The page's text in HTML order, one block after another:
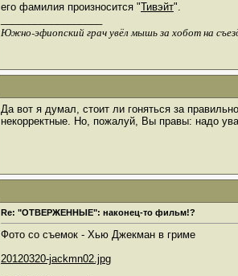
его фамилия произносится "Тивэйт".
Южно-эфиопский грач увёл мышь за хобот на
Да вот я думал, стоит ли гоняться за
некорректные. Но, пожалуй, Вы правы: надо
Re: "ОТВЕРЖЕННЫЕ": наконец-то фильм!?
Фото со съемок - Хью Джекман в гриме
20120320-jackmn02.jpg